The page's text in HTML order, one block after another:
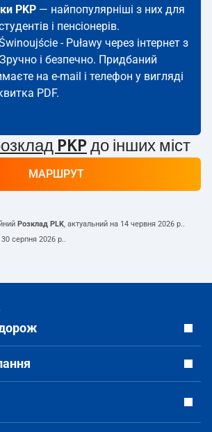
PKP — найпопулярніші з них для
і пенсіонерів.
- Puławy через інтернет з
і безпечно. Придбаний
на e-mail і телефон у вигляді
PDF.
PKP до інших міст
МАРШРУТ
Розклад PLK, актуальний на 14 червня 2026 р..
30 серпня 2026 р..